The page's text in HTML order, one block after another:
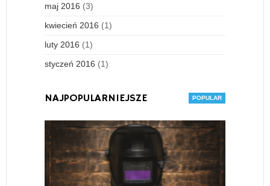
maj 2016 (3)
kwiecień 2016 (1)
luty 2016 (1)
styczeń 2016 (1)
NAJPOPULARNIEJSZE